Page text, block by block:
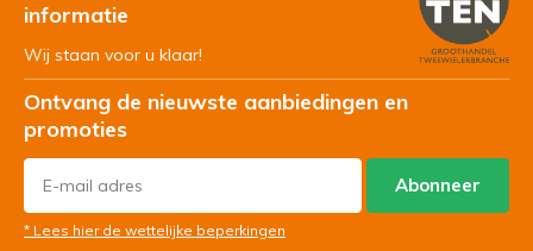
informatie
Wij staan voor u klaar!
Ontvang de nieuwste aanbiedingen en
promoties
Abonneer
* Lees hier de wettelijke beperkingen